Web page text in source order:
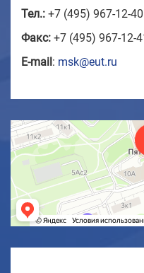
Тел.: +7 (495) 967-12-
Факс: +7 (495) 967-12-
E-mail : msk@eut.ru